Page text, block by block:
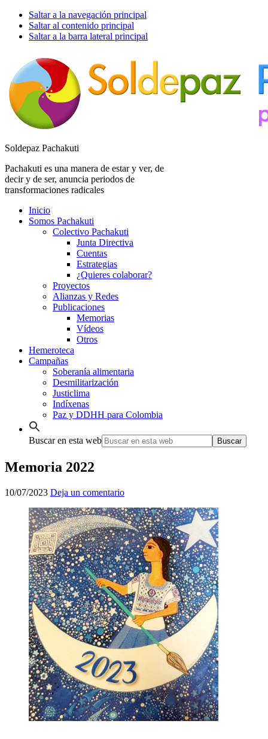
Saltar a la navegación principal
Saltar al contenido principal
Saltar a la barra lateral principal
Soldepaz Pachakuti
Pachakuti es una manera de estar y ver, de
decir y de ser, anuncia periodos de
transformaciones radicales
Inicio
Somos Pachakuti
Colectivo Pachakuti
Junta Directiva
Cuentas
Estrategias
¿Quieres colaborar?
Proyectos
Alianzas y Redes
Publicaciones
Memorias
Vídeos
Otros
Hemeroteca
Campañas
Soberanía alimentaria
Desmilitarización
Justiclima
Indíxenas
Paz y DDHH para Colombia
Buscar en esta web
Memoria 2022
10/07/2023 Deja un comentario